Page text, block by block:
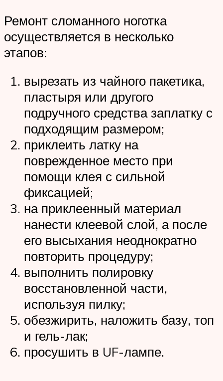
Ремонт сломанного ноготка
осуществляется в несколько
этапов:
вырезать из чайного пакетика,
пластыря или другого
подручного средства заплатку с
подходящим размером;
приклеить латку на
поврежденное место при
помощи клея с сильной
фиксацией;
на приклеенный материал
нанести клеевой слой, а после
его высыхания неоднократно
повторить процедуру;
выполнить полировку
восстановленной части,
используя пилку;
обезжирить, наложить базу, топ
и гель-лак;
просушить в UF-лампе.